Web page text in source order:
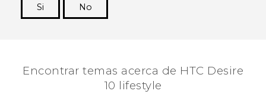
Si
No
Encontrar temas acerca de HTC Desire
10 lifestyle